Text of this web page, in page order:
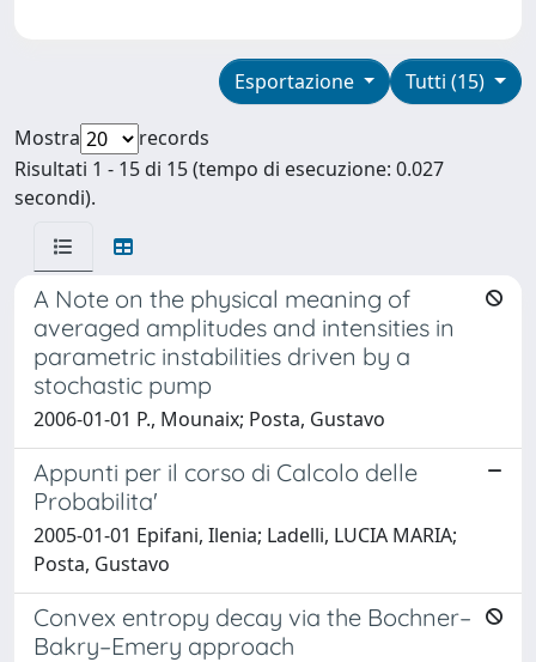
Tutti (15)
Esportazione
Mostra
records
Risultati 1 - 15 di 15 (tempo di esecuzione: 0.027
secondi).
A Note on the physical meaning of
averaged amplitudes and intensities in
parametric instabilities driven by a
stochastic pump
2006-01-01 P., Mounaix; Posta, Gustavo
Appunti per il corso di Calcolo delle
Probabilita'
2005-01-01 Epifani, Ilenia; Ladelli, LUCIA MARIA;
Posta, Gustavo
Convex entropy decay via the Bochner–
Bakry–Emery approach